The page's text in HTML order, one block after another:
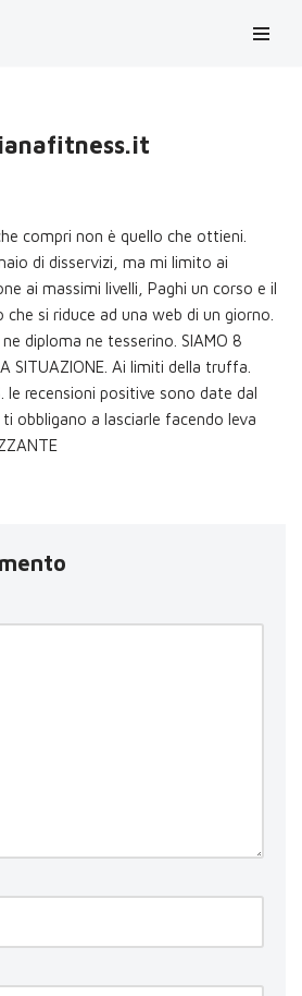
compri non è quello che ottieni.
di disservizi, ma mi limito ai
ai massimi livelli, Paghi un corso e il
si riduce ad una web di un giorno.
diploma ne tesserino. SIAMO 8
SITUAZIONE. Ai limiti della truffa.
le recensioni positive sono date dal
obbligano a lasciarle facendo leva